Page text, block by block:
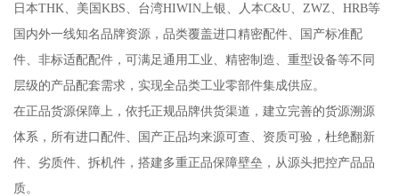
日本THK、美国KBS、台湾HIWIN上银、人本C&U、ZWZ、HRB等
国内外一线知名品牌资源，品类覆盖进口精密配件、国产标准配
件、非标适配配件，可满足通用工业、精密制造、重型设备等不同
层级的产品配套需求，实现全品类工业零部件集成供应。
在正品货源保障上，依托正规品牌供货渠道，建立完善的货源溯源
体系，所有进口配件、国产正品均来源可查、资质可验，杜绝翻新
件、劣质件、拆机件，搭建多重正品保障壁垒，从源头把控产品品
质。